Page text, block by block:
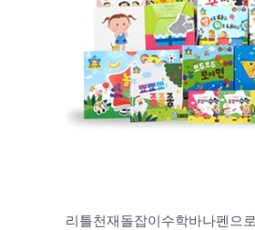
리틀천재돌잡이수학바나펜으